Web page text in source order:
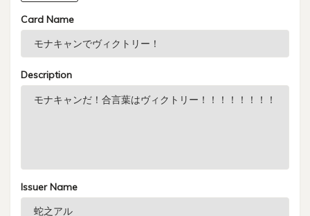
Card Name
Description
Issuer Name